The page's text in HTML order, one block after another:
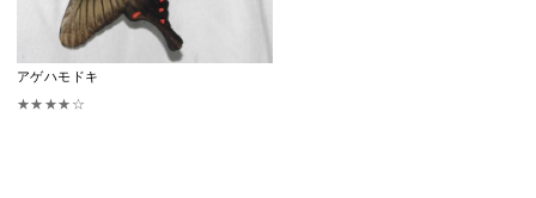
アゲハモドキ
★★★★☆